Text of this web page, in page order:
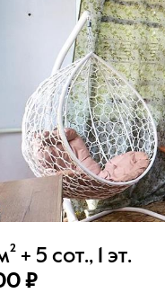
+ 5 сот.,
1 эт.
₽